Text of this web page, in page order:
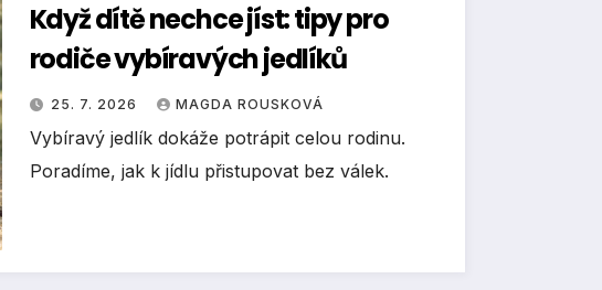
Když dítě nechce jíst: tipy pro
rodiče vybíravých jedlíků
25. 7. 2026 MAGDA ROUSKOVÁ
Vybíravý jedlík dokáže potrápit celou rodinu.
Poradíme, jak k jídlu přistupovat bez válek.